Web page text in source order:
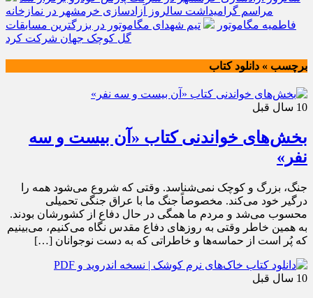
مراسم گرامیداشت سالروز آزادسازی خرمشهر در نمازخانه
فاطمیه مگاموتور
تیم شهدای مگاموتور در بزرگترین مسابقات
گل کوچک جهان شرکت کرد
برچسب » دانلود کتاب
10 سال قبل
بخش‌های خواندنی کتاب «آن بیست و سه
نفر»
جنگ، بزرگ و کوچک نمی‌شناسد. وقتی که شروع می‌شود همه را
درگیر خود می‌کند. مخصوصاً جنگ ما با عراق جنگی تحمیلی
محسوب می‌شد و مردم ما همگی در حال دفاع از کشورشان بودند.
به همین خاطر وقتی به روزهای دفاع مقدس نگاه می‌کنیم، می‌بینیم
که پُر است از حماسه‌ها و خاطراتی که به دست نوجوانان […]
10 سال قبل